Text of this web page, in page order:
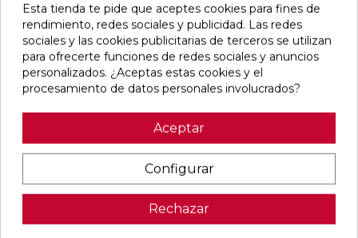
Pensamos que te puede interesar
ALAPLANA
BODO
60X120
RECTIFICADO
Ref:
Alaplana
favorite
VERONA
WHITE MATE
RECTIFICADO
Ref:
Colorker
favorite
KAWAII GREY
MATE
31,6X100
RECTIFICADO
Ref:
91080491
Colorker
favorite
PALOMASTONE
WALL WHITE
RECTIFICADO
Ref:
TAU
Esta tienda te pide que aceptes cookies para fines de
rendimiento, redes sociales y publicidad. Las redes
sociales y las cookies publicitarias de terceros se utilizan
para ofrecerte funciones de redes sociales y anuncios
personalizados. ¿Aceptas estas cookies y el
procesamiento de datos personales involucrados?
Aceptar
Configurar
Rechazar